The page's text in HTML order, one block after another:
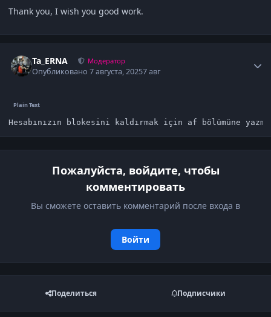
Thank you, I wish you good work.
Ta_ERNA Модератор
Опубликовано7 августа, 20257 авг
Hesabınızın blokesini kaldırmak için af bölümüne
Пожалуйста, войдите, чтобы
комментировать
Вы сможете оставить комментарий после входа в
Войти
Поделиться Подписчики